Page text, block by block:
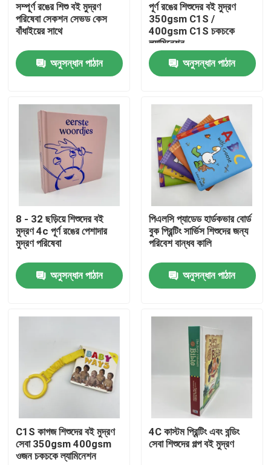
ভিডিও
আমাদের সম্পর্কে
সম্পদ
উদ্ধৃতির জন্য আবেদন
কফি টেবিল বই মুদ্রণ
ট্যারোট কার্ড মুদ্রণ
সম্পূর্ণ রঙের শিশু বই মুদ্রণ
পরিষেবা সেকশন সেভড কেস
বাঁধাইয়ের সাথে
অনুসন্ধান পাঠান
পূর্ণ রঙের শিশুদের বই মুদ্রণ
350gsm C1S /
400gsm C1S চকচকে
ল্যামিনেশন
অনুসন্ধান পাঠান
8 - 32 ছড়িয়ে শিশুদের বই
মুদ্রণ 4c পূর্ণ রঙের পেশাদার
মুদ্রণ পরিষেবা
অনুসন্ধান পাঠান
পিএলসি প্যাডেড হার্ডকভার বোর্ড
বুক প্রিন্টিং সার্ভিস শিশুদের জন্য
পরিবেশ বান্ধব কালি
অনুসন্ধান পাঠান
C1S কাগজ শিশুদের বই মুদ্রণ
সেবা 350gsm 400gsm
ওজন চকচকে ল্যামিনেশন
4C কাস্টম প্রিন্টিং এবং বন্ডিং
সেবা শিশুদের গল্প বই মুদ্রণ